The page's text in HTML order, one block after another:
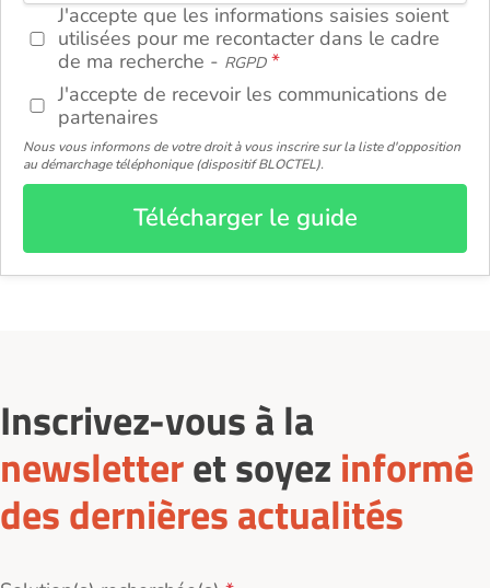
J'accepte que les informations saisies soient
utilisées pour me recontacter dans le cadre
de ma recherche - RGPD
J'accepte de recevoir les communications de
partenaires
Nous vous informons de votre droit à vous inscrire sur la liste d'opposition
au démarchage téléphonique (dispositif BLOCTEL).
Télécharger le guide
Inscrivez-vous à la
newsletteret soyez informé
des dernières actualités